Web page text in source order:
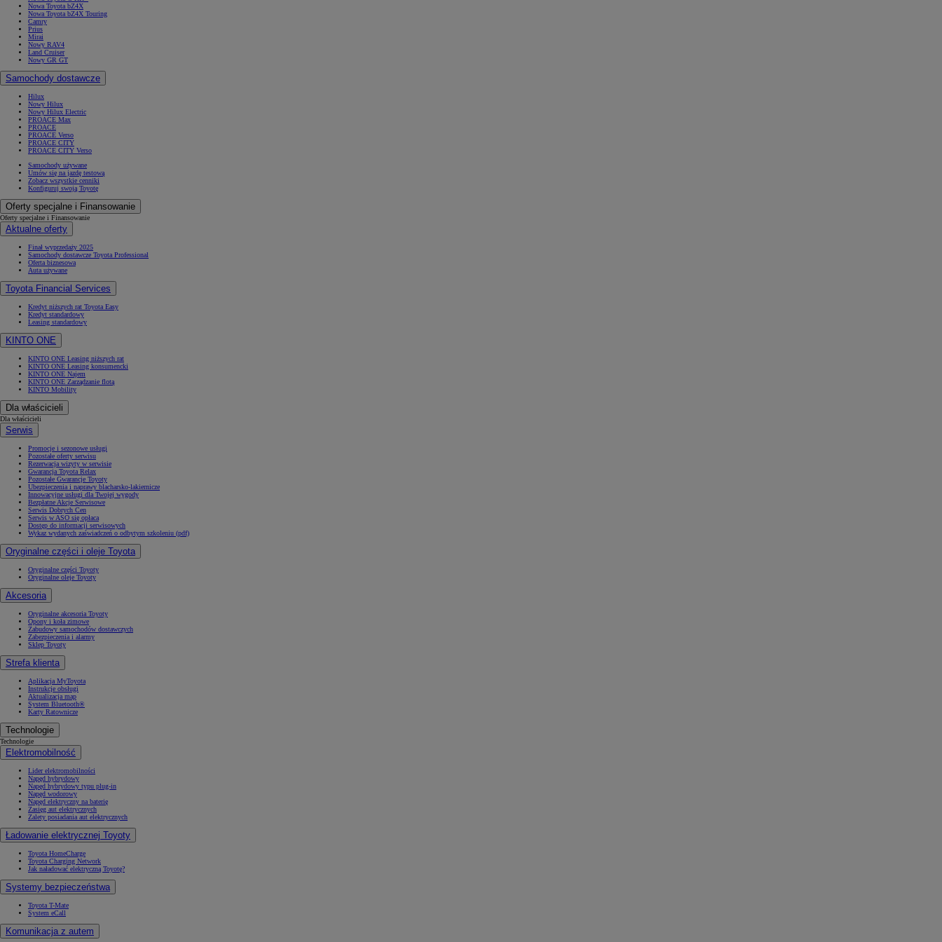
Nowa Toyota bZ4X
Nowa Toyota bZ4X Touring
Camry
Prius
Mirai
Nowy RAV4
Land Cruiser
Nowy GR GT
Samochody dostawcze
Hilux
Nowy Hilux
Nowy Hilux Electric
PROACE Max
PROACE
PROACE Verso
PROACE CITY
PROACE CITY Verso
Samochody używane
Umów się na jazdę testową
Zobacz wszystkie cenniki
Konfiguruj swoją Toyotę
Oferty specjalne i Finansowanie
Oferty specjalne i Finansowanie
Aktualne oferty
Finał wyprzedaży 2025
Samochody dostawcze Toyota Professional
Oferta biznesowa
Auta używane
Toyota Financial Services
Kredyt niższych rat Toyota Easy
Kredyt standardowy
Leasing standardowy
KINTO ONE
KINTO ONE Leasing niższych rat
KINTO ONE Leasing konsumencki
KINTO ONE Najem
KINTO ONE Zarządzanie flotą
KINTO Mobility
Dla właścicieli
Dla właścicieli
Serwis
Promocje i sezonowe usługi
Pozostałe oferty serwisu
Rezerwacja wizyty w serwisie
Gwarancja Toyota Relax
Pozostałe Gwarancje Toyoty
Ubezpieczenia i naprawy blacharsko-lakiernicze
Innowacyjne usługi dla Twojej wygody
Bezpłatne Akcje Serwisowe
Serwis Dobrych Cen
Serwis w ASO się opłaca
Dostęp do informacji serwisowych
Wykaz wydanych zaświadczeń o odbytym szkoleniu (pdf)
Oryginalne części i oleje Toyota
Oryginalne części Toyoty
Oryginalne oleje Toyoty
Akcesoria
Oryginalne akcesoria Toyoty
Opony i koła zimowe
Zabudowy samochodów dostawczych
Zabezpieczenia i alarmy
Sklep Toyoty
Strefa klienta
Aplikacja MyToyota
Instrukcje obsługi
Aktualizacja map
System Bluetooth®
Karty Ratownicze
Technologie
Technologie
Elektromobilność
Lider elektromobilności
Napęd hybrydowy
Napęd hybrydowy typu plug-in
Napęd wodorowy
Napęd elektryczny na baterię
Zasięg aut elektrycznych
Zalety posiadania aut elektrycznych
Ładowanie elektrycznej Toyoty
Toyota HomeCharge
Toyota Charging Network
Jak naładować elektryczną Toyotę?
Systemy bezpieczeństwa
Toyota T-Mate
System eCall
Komunikacja z autem